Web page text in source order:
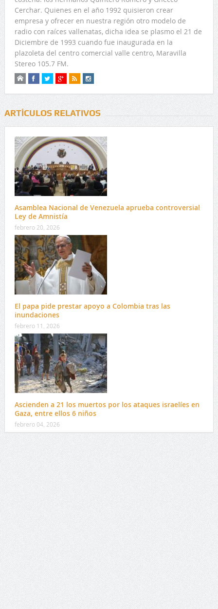
Cerchar. Quienes en el año 1992 quisieron crear
empresa y ofrecer en nuestra región otro modelo de
radio con raíces vallenatas, dicha idea se plasmo el 21 de
Diciembre de 1993 cuando fue inaugurada en la
plazoleta del centro comercial valle centro, Maravilla
Stereo 105.7 FM.
ARTÍCULOS RELATIVOS
Asamblea Nacional de Venezuela aprueba controversial
Ley de Amnistía
febrero 20, 2026
El papa pide prestar apoyo a Colombia tras las
inundaciones
febrero 11, 2026
Ascienden a 21 los muertos por los ataques israelíes en
Gaza, entre ellos 6 niños
febrero 04, 2026